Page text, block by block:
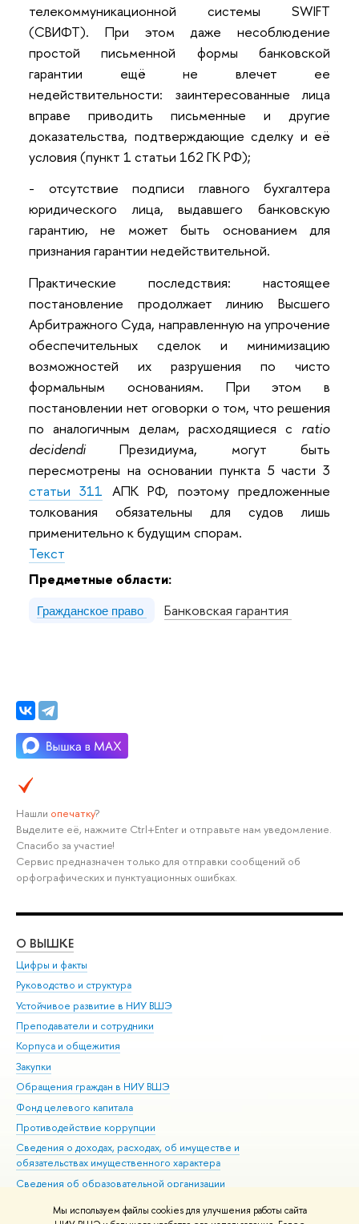
Мы используем файлы cookies для улучшения работы сайта
телекоммуникационной системы SWIFT
(СВИФТ). При этом даже несоблюдение
простой письменной формы банковской
гарантии ещё не влечет ее
недействительности: заинтересованные лица
вправе приводить письменные и другие
доказательства, подтверждающие сделку и её
условия (пункт 1 статьи 162 ГК РФ);
- отсутствие подписи главного бухгалтера
юридического лица, выдавшего банковскую
гарантию, не может быть основанием для
признания гарантии недействительной.
Практические последствия: настоящее
постановление продолжает линию Высшего
Арбитражного Суда, направленную на упрочение
обеспечительных сделок и минимизацию
возможностей их разрушения по чисто
формальным основаниям. При этом в
постановлении нет оговорки о том, что решения
по аналогичным делам, расходящиеся с ratio
decidendiПрезидиума, могут быть
пересмотрены на основании пункта 5 части 3
статьи 311 АПК РФ, поэтому предложенные
толкования обязательны для судов лишь
применительно к будущим спорам.
Текст
Предметные области:
Гражданское право Банковская гарантия
Нашли опечатку?
Выделите её, нажмите Ctrl+Enter и отправьте нам уведомление.
Спасибо за участие!
Сервис предназначен только для отправки сообщений об
орфографических и пунктуационных ошибках.
О ВЫШКЕ
Цифры и факты
Руководство и структура
Устойчивое развитие в НИУ ВШЭ
Преподаватели и сотрудники
Корпуса и общежития
Закупки
Обращения граждан в НИУ ВШЭ
Фонд целевого капитала
Противодействие коррупции
Сведения о доходах, расходах, об имуществе и
обязательствах имущественного характера
Сведения об образовательной организации
Людям с ограниченными возможностями здоровья